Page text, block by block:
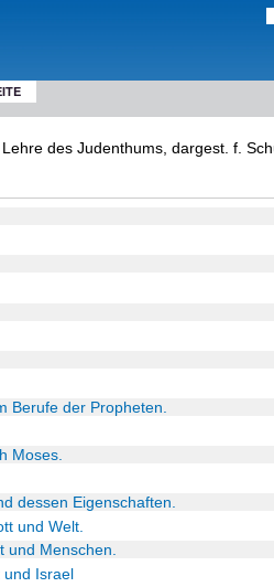
des Judenthums, dargest. f.
Berufe der Propheten.
Moses.
dessen Eigenschaften.
und Welt.
und Menschen.
und Israel